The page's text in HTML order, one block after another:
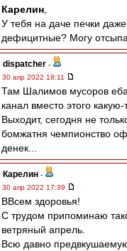
Карелин
У тебя на даче печки
дефицитные? Могу
dispatcher -
30 апр 2022 18:11
Там Шалимов мусоров
канал вместо этого
Выходит, сегодня не
бомжатня чемпионство
денек...
Карелин -
30 апр 2022 17:39
ВВсем здоровья!
С трудом припоминаю
ветряный апрель.
Всю давно